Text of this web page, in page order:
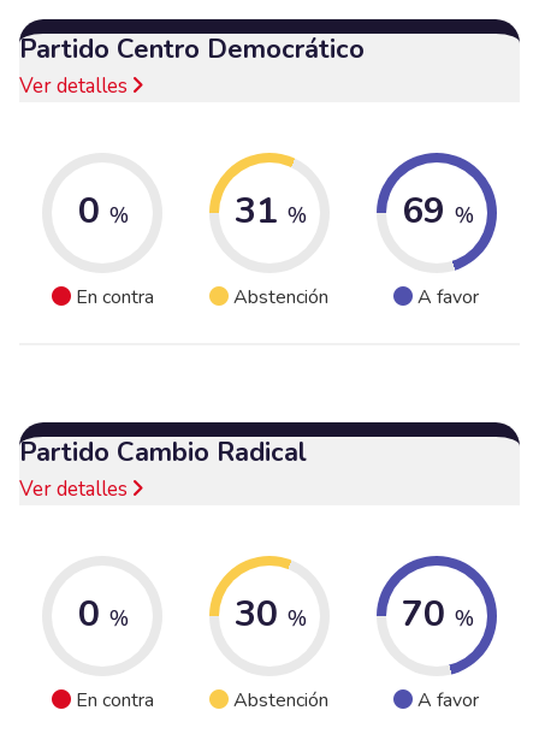
Partido Centro Democrático
Ver detalles
0 %
En contra
31 %
Abstención
69 %
A favor
Partido Cambio Radical
Ver detalles
0 %
En contra
30 %
Abstención
70 %
A favor